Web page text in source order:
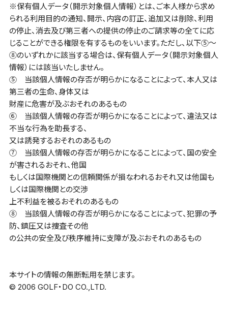
※保有個人データ（開示対象個人情報）とは、ご本人様から求め
られる利用目的の通知、開示、内容の訂正、追加又は削除、利用
の停止、消去及び第三者への提供の停止のご請求等の全てに応
じることができる権限を有するものをいいます。ただし、以下⑤～
⑧のいずれかに該当する場合は、保有個人データ（開示対象個人
情報）には該当いたしません。
⑤ 当該個人情報の存否が明らかになることによって、本人又は
第三者の生命、身体又は
財産に危害が及ぶおそれのあるもの
⑥ 当該個人情報の存否が明らかになることによって、違法又は
不当な行為を助長する、
又は誘発するおそれのあるもの
⑦ 当該個人情報の存否が明らかになることによって、国の安全
が害されるおそれ、他国
もしくは国際機関との信頼関係が損なわれるおそれ又は他国も
しくは国際機関との交渉
上不利益を被るおそれのあるもの
⑧ 当該個人情報の存否が明らかになることによって、犯罪の予
防、鎮圧又は捜査その他
の公共の安全及び秩序維持に支障が及ぶおそれのあるもの
本サイトの情報の無断転用を禁じます。
© 2006 GOLF・DO CO.,LTD.